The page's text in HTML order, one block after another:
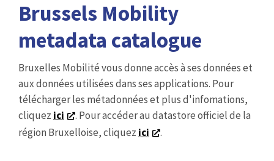
Brussels Mobility
metadata catalogue
Bruxelles Mobilité vous donne accès à ses données et
aux données utilisées dans ses applications. Pour
télécharger les métadonnées et plus d'infomations,
cliquez ici
. Pour accéder au datastore officiel de la
région Bruxelloise, cliquez ici .